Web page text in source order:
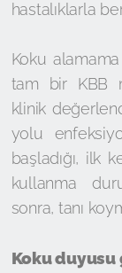
hastalıklarla
Koku
tam bir KBB
klinik
yolu
başladığı, ilk
kullanma
sonra, tanı
Koku duyusu